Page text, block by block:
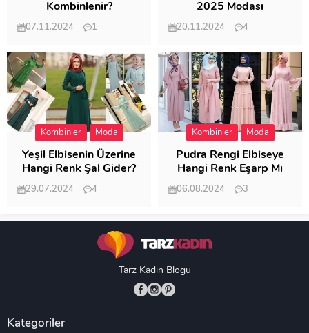
Kombinlenir?
07.11.2024
1
2025 Modası
20.11.2024
4
Kombinler Moda
Yeşil Elbisenin Üzerine
Hangi Renk Şal Gider?
29.07.2024
4
Kombinler Moda
Pudra Rengi Elbiseye
Hangi Renk Eşarp Mı
Dedi Birisi
06.08.2024
3
Tarz Kadın Blogu
Kategoriler